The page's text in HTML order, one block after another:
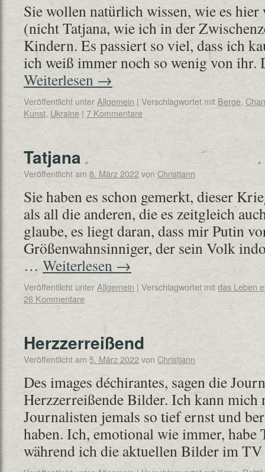
Sie wollen natürlich wissen, wie es
(nicht Tatjana, wie ich in der
Kindern. Es passiert so viel, dass ich
ich weiß immer noch so wenig von
Weiterlesen →
Veröffentlicht unterAllgemein | Verschlagwortet mit Berge,
Kunst, Ukraine | 7 Kommentare
Tatjana
Veröffentlicht am 8. März 2022 von Christjann
Sie haben es schon gemerkt, dieser
als all die anderen, die es zeitgleich
glaube, es liegt daran, dass mir Putin
Größenwahnsinniger, der sein Volk
… Weiterlesen →
Veröffentlicht unterAllgemein | Verschlagwortet mitdas Leben
26 Kommentare
Herzzerreißend
Veröffentlicht am 5. März 2022von Christjann
Des images déchirantes, sagen die
Herzzerreißende Bilder. Ich kann mich
Journalisten jemals so tief ernst und
haben. Ich, emotional wie immer, habe
während ich die aktuellen Bilder im